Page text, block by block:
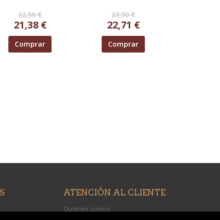
22,50 €
21,38 €
Comprar
23,90 €
22,71 €
Comprar
ATENCIÓN AL CLIENTE
Quiénes somos